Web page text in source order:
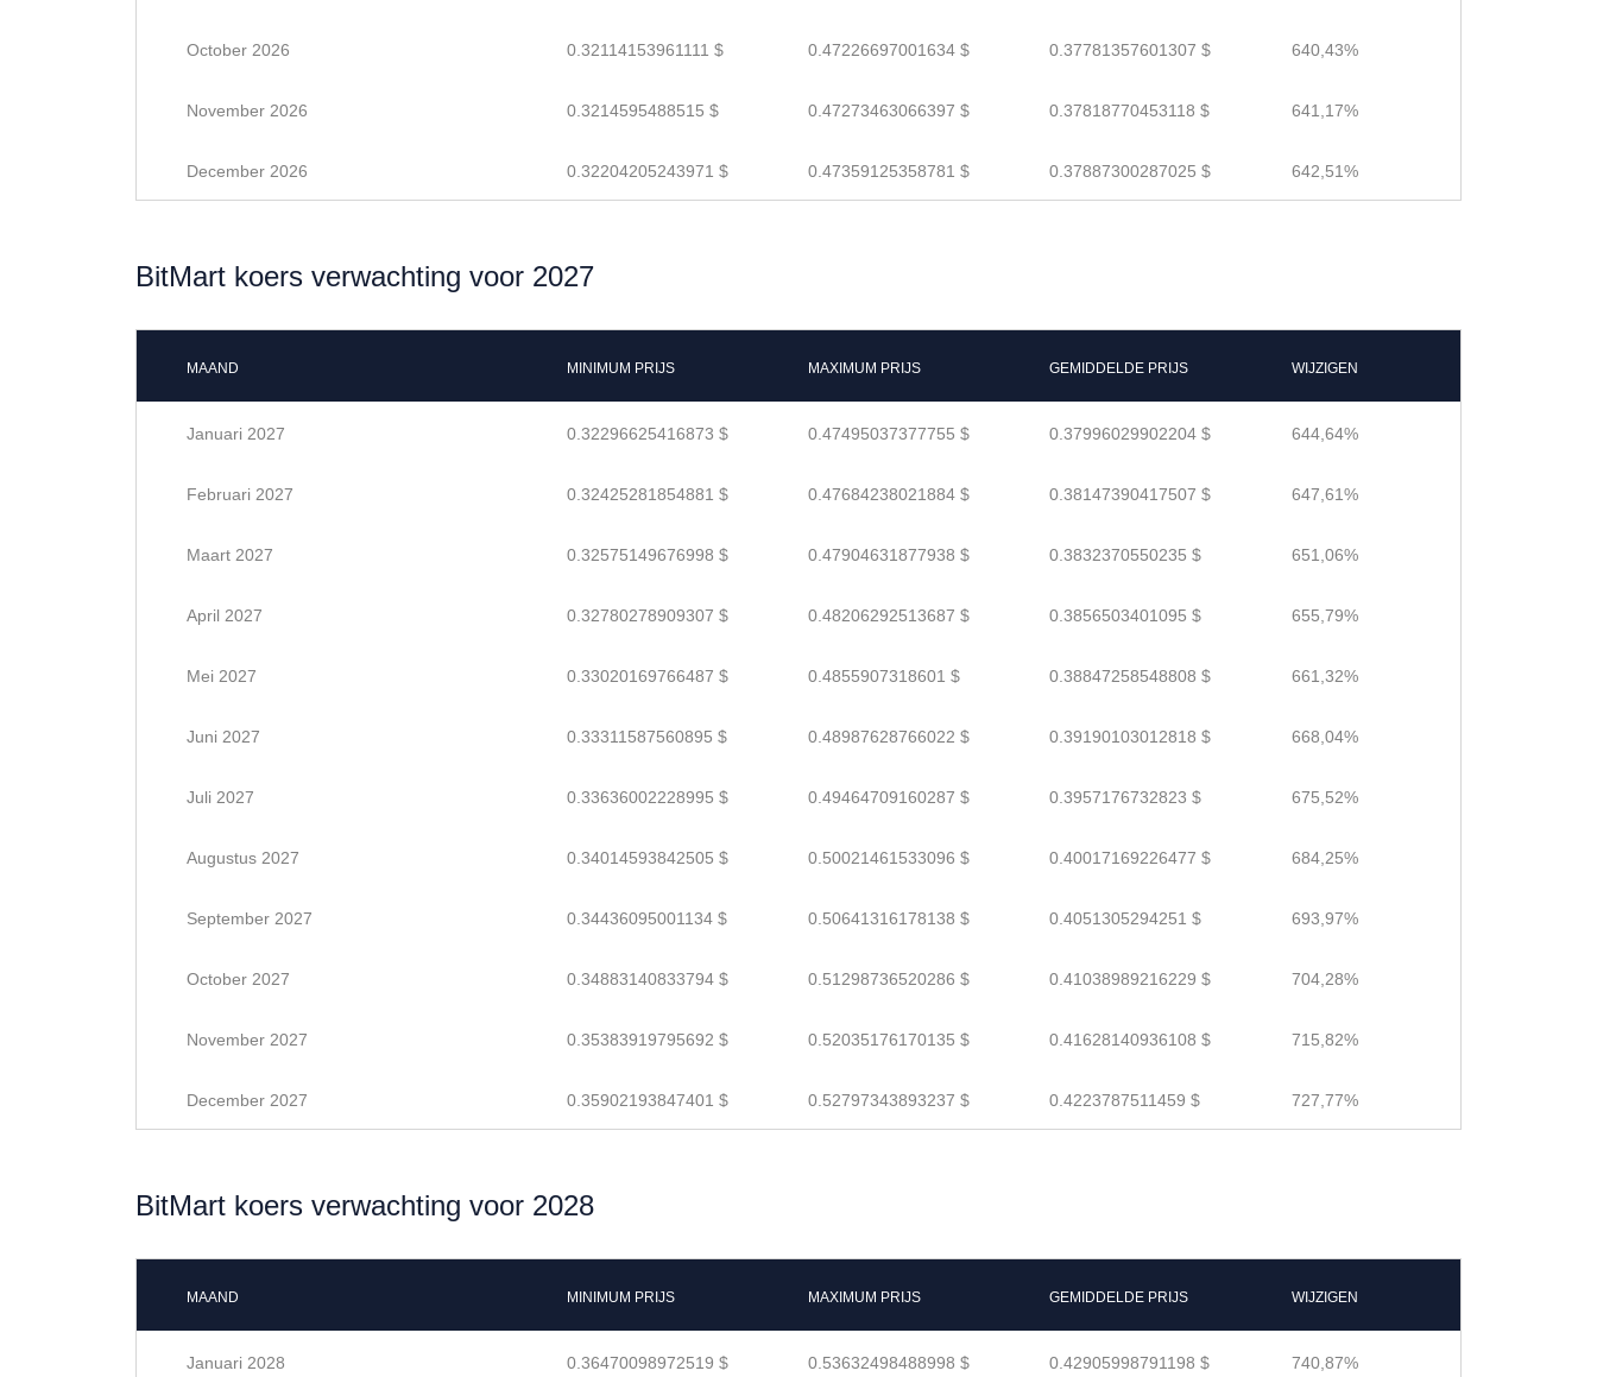
October 2026 0.32114153961111 $ 0.47226697001634 $ 0.37781357601307 $ 640,43%
November 2026 0.3214595488515 $ 0.47273463066397 $ 0.37818770453118 $ 641,17%
December 2026 0.32204205243971 $ 0.47359125358781 $ 0.37887300287025 $ 642,51%
BitMart koers verwachting voor 2027
MAAND MINIMUM PRIJS MAXIMUM PRIJS GEMIDDELDE PRIJS WIJZIGEN
Januari 2027 0.32296625416873 $ 0.47495037377755 $ 0.37996029902204 $ 644,64%
Februari 2027 0.32425281854881 $ 0.47684238021884 $ 0.38147390417507 $ 647,61%
Maart 2027 0.32575149676998 $ 0.47904631877938 $ 0.3832370550235 $ 651,06%
April 2027 0.32780278909307 $ 0.48206292513687 $ 0.3856503401095 $ 655,79%
Mei 2027 0.33020169766487 $ 0.4855907318601 $ 0.38847258548808 $ 661,32%
Juni 2027 0.33311587560895 $ 0.48987628766022 $ 0.39190103012818 $ 668,04%
Juli 2027 0.33636002228995 $ 0.49464709160287 $ 0.3957176732823 $ 675,52%
Augustus 2027 0.34014593842505 $ 0.50021461533096 $ 0.40017169226477 $ 684,25%
September 2027 0.34436095001134 $ 0.50641316178138 $ 0.4051305294251 $ 693,97%
October 2027 0.34883140833794 $ 0.51298736520286 $ 0.41038989216229 $ 704,28%
November 2027 0.35383919795692 $ 0.52035176170135 $ 0.41628140936108 $ 715,82%
December 2027 0.35902193847401 $ 0.52797343893237 $ 0.4223787511459 $ 727,77%
BitMart koers verwachting voor 2028
MAAND MINIMUM PRIJS MAXIMUM PRIJS GEMIDDELDE PRIJS WIJZIGEN
Januari 2028 0.36470098972519 $ 0.53632498488998 $ 0.42905998791198 $ 740,87%